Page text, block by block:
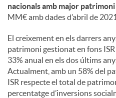
u
t
s
nacionals amb major patrimoni
MM€ amb dades d’abril de
El creixement en els darrers
patrimoni gestionat en fons
33% anual en els dos últims
Actualment, amb un 58% del
ISR respecte el total de
percentatge d’inversions